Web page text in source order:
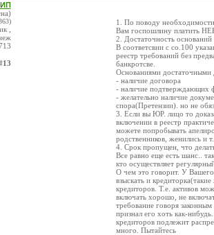
,
1. По поводу
Вам госпошлину платить
2. Достаточность
В соответсвии с со.100
реестр требований без
банкротсве.
Основаниями достаточными
- наличие договора
- наличие подтверждающих
- желательно наличие
спора(Претензии). но не
3. Если вы ЮР. лицо то
включении в реестр
можете попробывать
родственников, женились и
4. Срок пропущен, что
Все равно еще есть шанс..
кто осуществляет
О чем это говорит. У Вашего
взыскать и
кредиторов. Т.е. активов
включать хорошо, не
требование говоря
признал его хоть как-
кредиторов подлежит
много. Пытайтесь